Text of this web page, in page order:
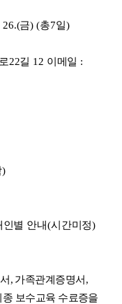
26.(금) (총7일)
22길 12 이메일 :
)
별 안내(시간미정)
, 가족관계증명서 ,
종 보수교육 수료증을